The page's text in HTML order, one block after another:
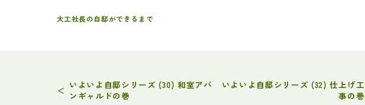
大工社長の自邸ができるまで
＜ いよいよ自邸シリーズ (30) 和室アバ
ンギャルドの巻
いよいよ自邸シリーズ (32) 仕上げ工
事の巻